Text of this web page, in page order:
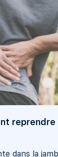
reprendre
dans la